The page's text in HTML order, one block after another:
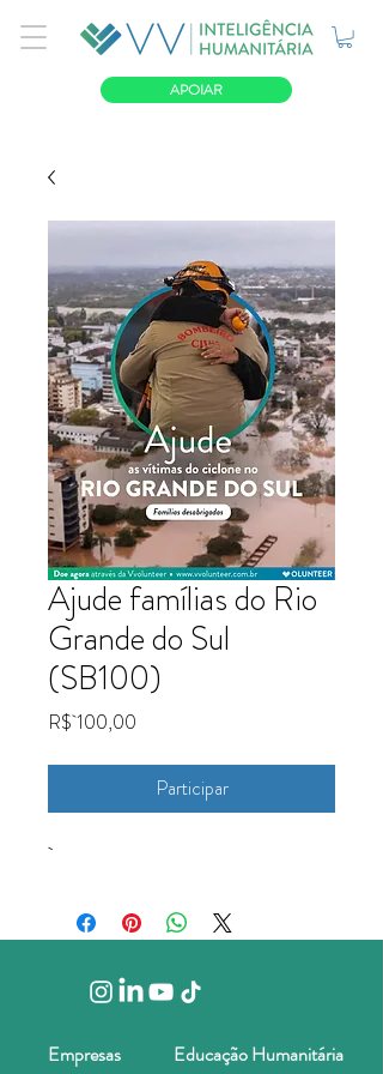
APOIAR
Ajude famílias do Rio
Grande do Sul
(SB100)
R$ 100,00
Participar
Empresas Educação Humanitária